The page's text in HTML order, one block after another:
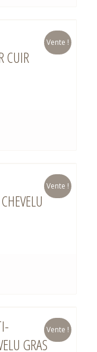
CUIR
Vente !
Vente !
GRAS
Vente !